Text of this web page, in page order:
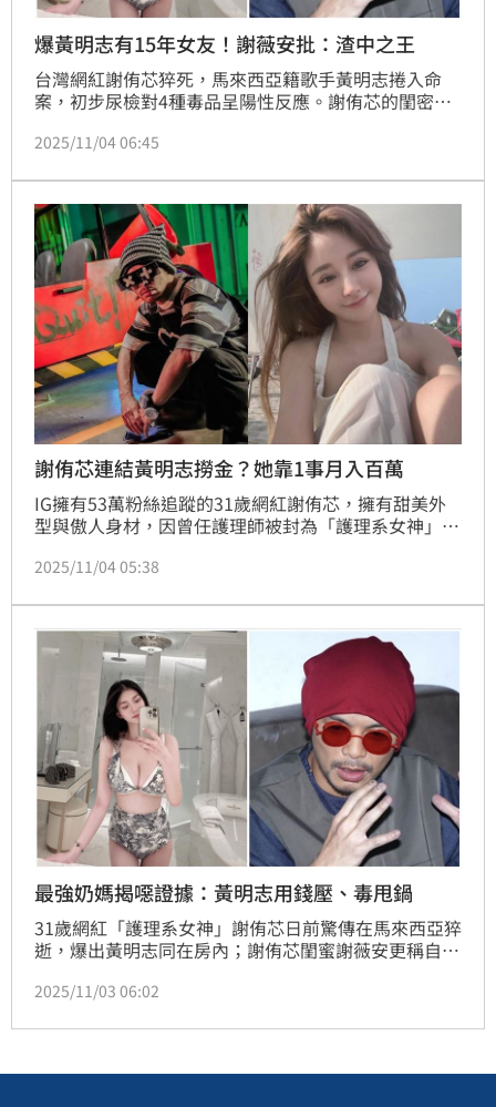
爆黃明志有15年女友！謝薇安批：渣中之王
台灣網紅謝侑芯猝死，馬來西亞籍歌手黃明志捲入命
案，初步尿檢對4種毒品呈陽性反應。謝侑芯的閨密、
「裝死完全不回應，根本心裡有鬼」，深夜再發IG限
2025/11/04 06:45
謝侑芯連結黃明志撈金？她靠1事月入百萬
IG擁有53萬粉絲追蹤的31歲網紅謝侑芯，擁有甜美外
型與傲人身材，因曾任護理師被封為「護理系女神」。
也捲入此案，疑點重重引起熱議。謝侑芯的閨密、「最
甚至將毒品推到死者身上。對於外界質疑謝侑芯當伴
遊、性交易，謝薇安也透露謝侑芯在Only Fans巔峰期
的收入月破百萬，不需要靠性交易生活。
2025/11/04 05:38
最強奶媽揭噁證據：黃明志用錢壓、毒甩鍋
31歲網紅「護理系女神」謝侑芯日前驚傳在馬來西亞猝
逝，爆出黃明志同在房內；謝侑芯閨蜜謝薇安更稱自己
年女友，卻屢次傳訊息開撩謝薇安，同時轉述廠商說
把持毒罪行，推到謝侑芯身上。
2025/11/03 06:02